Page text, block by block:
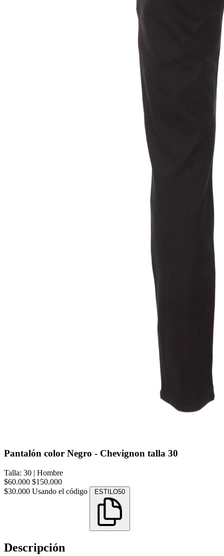
Pantalón color Negro - Chevignon talla 30
Talla: 30 | Hombre
$60.000 $150.000
$30.000 Usando el código ESTILO50
Descripción